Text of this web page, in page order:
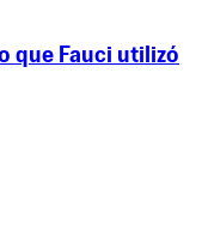
que Fauci utilizó